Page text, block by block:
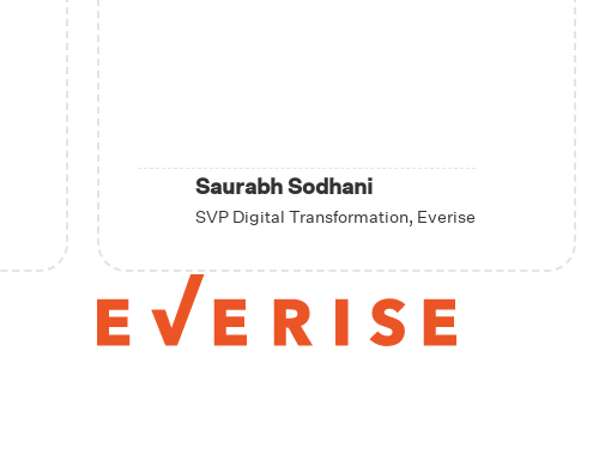
Saurabh Sodhani
SVP Digital Transformation, Everise